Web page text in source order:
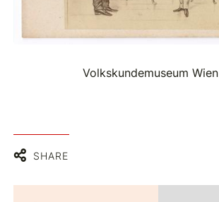
Volkskundemuseum Wien
SHARE